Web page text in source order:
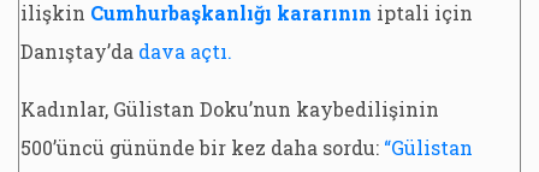
ilişkin Cumhurbaşkanlığı kararının iptali için
Danıştay’da dava açtı.
Kadınlar, Gülistan Doku’nun kaybedilişinin
500’üncü gününde bir kez daha sordu: “Gülistan